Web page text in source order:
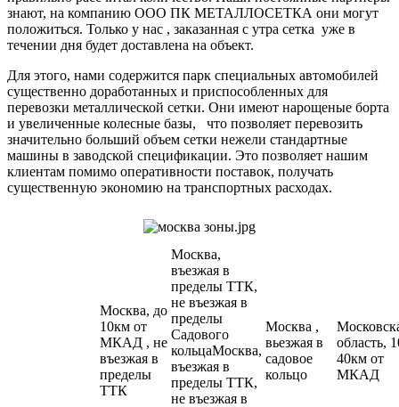
знают, на компанию ООО ПК МЕТАЛЛОСЕТКА они могут
положиться. Только у нас , заказанная с утра сетка уже в
течении дня будет доставлена на объект.
Для этого, нами содержится парк специальных автомобилей
существенно доработанных и приспособленных для
перевозки металлической сетки. Они имеют нарощеные борта
и увеличенные колесные базы, что позволяет перевозить
значительно больший объем сетки нежели стандартные
машины в заводской спецификации. Это позволяет нашим
клиентам помимо оперативности поставок, получать
существенную экономию на транспортных расходах.
Москва, до
10км от
МКАД , не
въезжая в
пределы
ТТК
Москва,
въезжая в
пределы ТТК,
не въезжая в
пределы
Садового
кольцаМосква,
въезжая в
пределы ТТК,
не въезжая в
Москва ,
вьезжая в
садовое
кольцо
область,
40км от
МКАД